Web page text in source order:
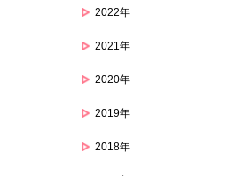
2022年
2021年
2020年
2019年
2018年